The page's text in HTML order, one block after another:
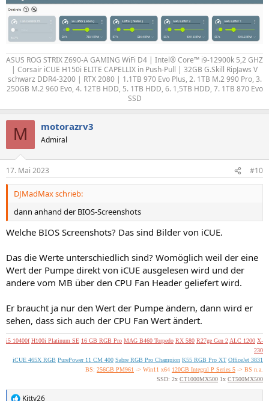
ASUS ROG STRIX Z690-A GAMING WiFi D4 | Intel® Core™ i9-12900k 5,2 GHZ
| Corsair iCUE H150i ELITE CAPELLIX in Push-Pull | 32GB G.Skill RipJaws V
schwarz DDR4-3200 | RTX 2080 | 1.1TB 970 Evo Plus, 2. 1TB M.2 990 Pro, 3.
250GB M.2 960 Evo, 4. 12TB HDD, 5. 1TB HDD, 6. 1,5TB HDD, 7. 1TB 870 Evo
SSD​
M motorazrv3
Admiral
17. Mai 2023 #10
DJMadMax schrieb:
dann anhand der BIOS-Screenshots
Welche BIOS Screenshots? Das sind Bilder von iCUE.
Das die Werte unterschiedlich sind? Womöglich weil der eine
Wert der Pumpe direkt von iCUE ausgelesen wird und der
andere vom MB über den CPU Fan Header geliefert wird.
Er braucht ja nur den Wert der Pumpe ändern, dann wird er
sehen, dass sich auch der CPU Fan Wert ändert.
i5 10400f H100i Platinum SE 16 GB RGB Pro MAG B460 Torpedo RX 580 R27ge Gen 2 ALC 1200 X-
230
iCUE 465X RGB PurePower 11 CM 400 Sabre RGB Pro Champion K55 RGB Pro XT OfficeJet 3831
BS: 256GB PM961 -> Win11 x64 120GB Integral P Series 5 -> BS n.a.
SSD: 2x CT1000MX500 1x CT500MX500
Kitty26